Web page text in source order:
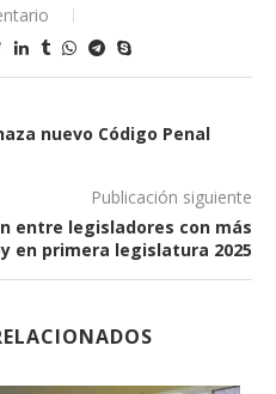
nuevo Código Penal
Publicación siguiente
entre legisladores con más
en primera legislatura 2025